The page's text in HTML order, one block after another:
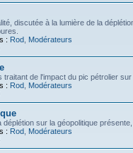
discutée à la lumière de la
: Rod Modérateurs
traitant de l'impact du pic pétrolier sur
: Rod Modérateurs
déplétion sur la géopolitique
: Rod Modérateurs